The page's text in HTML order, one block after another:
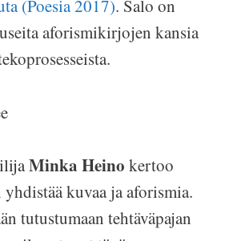
(Poesia 2017). Salo on
aforismikirjojen kansia
Minka Heino kertoo
kuvaa ja aforismia.
tutustumaan tehtäväpajan